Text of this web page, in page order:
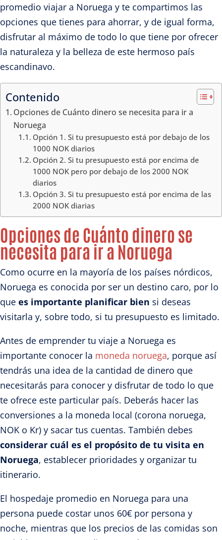
promedio viajar a Noruega y te compartimos las
opciones que tienes para ahorrar, y de igual forma,
disfrutar al máximo de todo lo que tiene por ofrecer
la naturaleza y la belleza de este hermoso país
escandinavo.
Contenido
Opciones de Cuánto dinero se necesita para ir a
Noruega
Opción 1. Si tu presupuesto está por debajo de los
1000 NOK diarios
Opción 2. Si tu presupuesto está por encima de
1000 NOK pero por debajo de los 2000 NOK
diarios
Opción 3. Si tu presupuesto está por encima de las
2000 NOK diarias
Opciones de Cuánto dinero se
necesita para ir a Noruega
Como ocurre en la mayoría de los países nórdicos,
Noruega es conocida por ser un destino caro, por lo
que es importante planificar bien si deseas
visitarla y, sobre todo, si tu presupuesto es limitado.
Antes de emprender tu viaje a Noruega es
importante conocer la moneda noruega, porque así
tendrás una idea de la cantidad de dinero que
necesitarás para conocer y disfrutar de todo lo que
te ofrece este particular país. Deberás hacer las
conversiones a la moneda local (corona noruega,
NOK o Kr) y sacar tus cuentas. También debes
considerar cuál es el propósito de tu visita en
Noruega, establecer prioridades y organizar tu
itinerario.
El hospedaje promedio en Noruega para una
persona puede costar unos 60€ por persona y
noche, mientras que los precios de las comidas son